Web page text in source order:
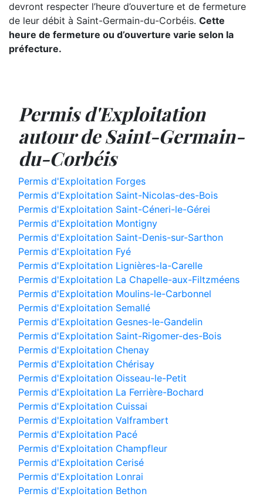
devront respecter l’heure d’ouverture et de fermeture
de leur débit à Saint-Germain-du-Corbéis. Cette
heure de fermeture ou d’ouverture varie selon la
préfecture.
Permis d'Exploitation
autour de Saint-Germain-
du-Corbéis
Permis d'Exploitation Forges
Permis d'Exploitation Saint-Nicolas-des-Bois
Permis d'Exploitation Saint-Céneri-le-Gérei
Permis d'Exploitation Montigny
Permis d'Exploitation Saint-Denis-sur-Sarthon
Permis d'Exploitation Fyé
Permis d'Exploitation Lignières-la-Carelle
Permis d'Exploitation La Chapelle-aux-Filtzméens
Permis d'Exploitation Moulins-le-Carbonnel
Permis d'Exploitation Semallé
Permis d'Exploitation Gesnes-le-Gandelin
Permis d'Exploitation Saint-Rigomer-des-Bois
Permis d'Exploitation Chenay
Permis d'Exploitation Chérisay
Permis d'Exploitation Oisseau-le-Petit
Permis d'Exploitation La Ferrière-Bochard
Permis d'Exploitation Cuissai
Permis d'Exploitation Valframbert
Permis d'Exploitation Pacé
Permis d'Exploitation Champfleur
Permis d'Exploitation Cerisé
Permis d'Exploitation Lonrai
Permis d'Exploitation Bethon